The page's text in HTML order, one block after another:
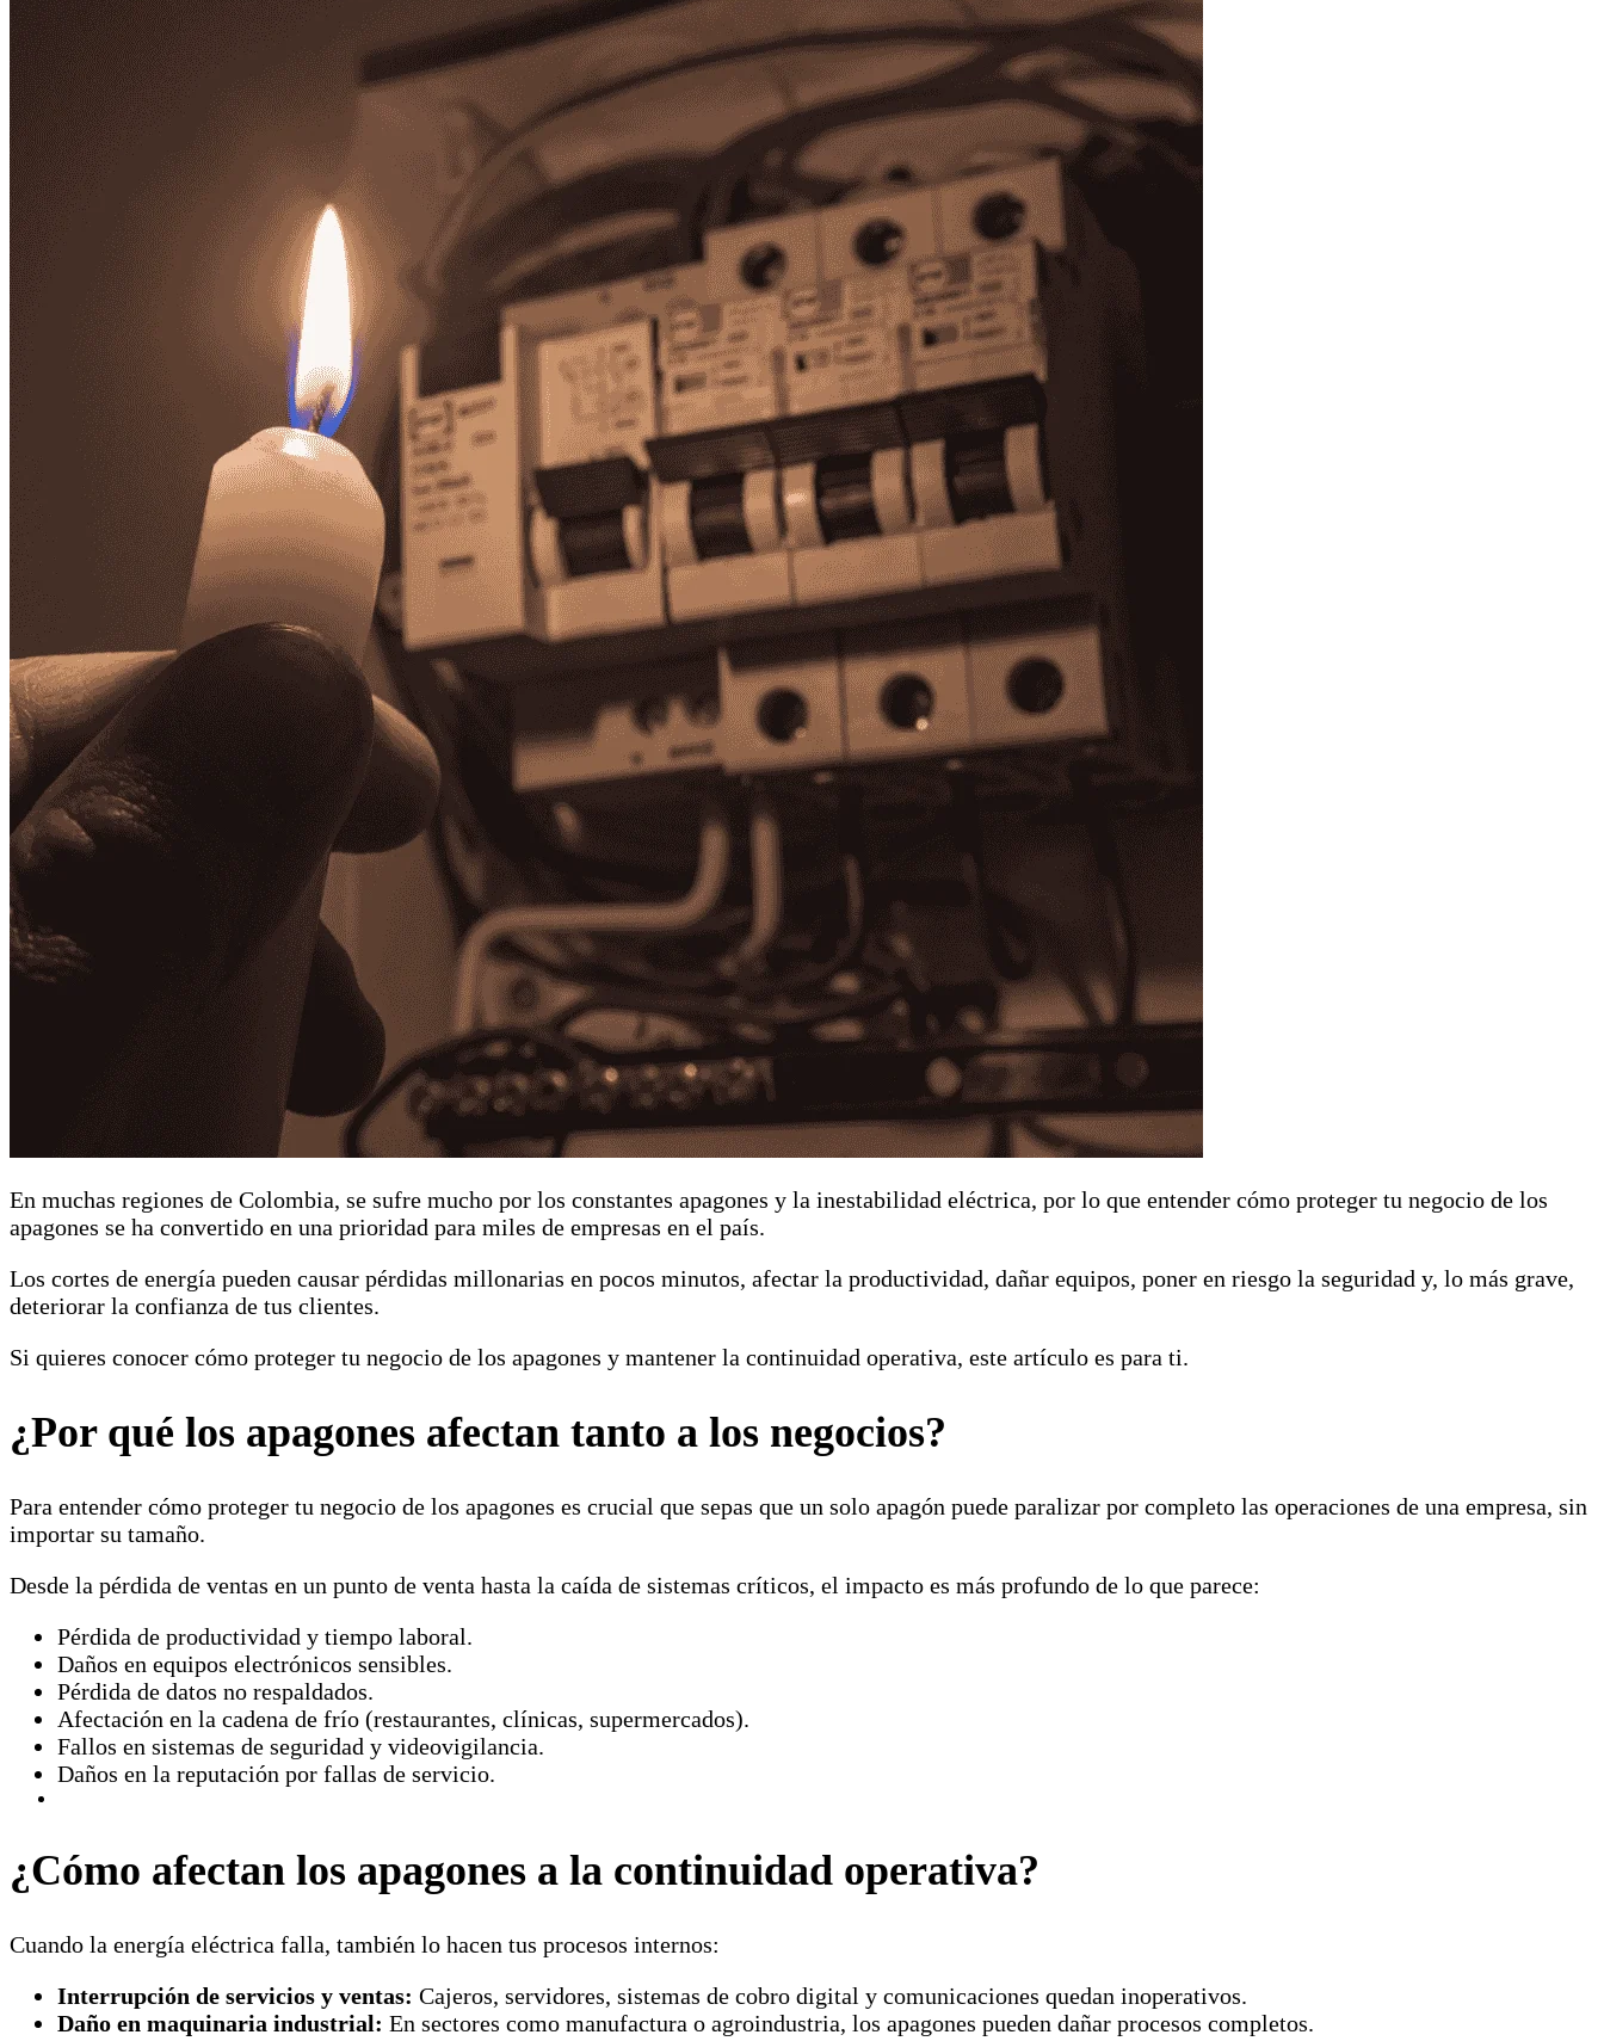
En muchas regiones de Colombia, se sufre mucho por los constantes apagones y la inestabilidad eléctrica, por lo que entender cómo proteger tu negocio de los
apagones se ha convertido en una prioridad para miles de empresas en el país.
Los cortes de energía pueden causar pérdidas millonarias en pocos minutos, afectar la productividad, dañar equipos, poner en riesgo la seguridad y, lo más grave,
deteriorar la confianza de tus clientes.
Si quieres conocer cómo proteger tu negocio de los apagones y mantener la continuidad operativa, este artículo es para ti.
¿Por qué los apagones afectan tanto a los negocios?
Para entender cómo proteger tu negocio de los apagones es crucial que sepas que un solo apagón puede paralizar por completo las operaciones de una empresa, sin
importar su tamaño.
Desde la pérdida de ventas en un punto de venta hasta la caída de sistemas críticos, el impacto es más profundo de lo que parece:
Pérdida de productividad y tiempo laboral.
Daños en equipos electrónicos sensibles.
Pérdida de datos no respaldados.
Afectación en la cadena de frío (restaurantes, clínicas, supermercados).
Fallos en sistemas de seguridad y videovigilancia.
Daños en la reputación por fallas de servicio.
¿Cómo afectan los apagones a la continuidad operativa?
Cuando la energía eléctrica falla, también lo hacen tus procesos internos:
Interrupción de servicios y ventas: Cajeros, servidores, sistemas de cobro digital y comunicaciones quedan inoperativos.
Daño en maquinaria industrial: En sectores como manufactura o agroindustria, los apagones pueden dañar procesos completos.